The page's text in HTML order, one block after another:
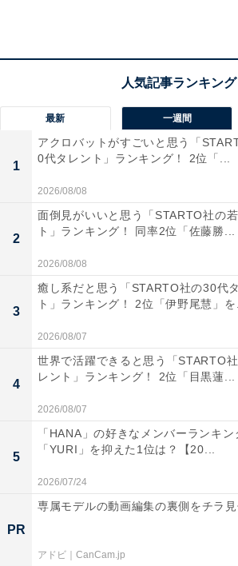
さらに、「経理と営業のバトルがある
から（45歳女性／埼玉県）」「登場
ても面白くて好きでした。主人公も
んの役も個性的でとても面白かったで
奈川県）」と、共感できるエピソー
クターが良かったというコメントも
第2位：『大奥』／61票
最新 一週間
1
アクロバットがすごいと思う「
0代タレント」ランキング！ 2位「...
2026/08/08
2
面倒見がいいと思う「STARTO社の
ト」ランキング！ 同率2位「佐藤勝...
2026/08/08
3
癒し系だと思う「STARTO社の30代
ト」ランキング！ 2位「伊野尾慧」を
2026/08/07
4
世界で活躍できると思う「STARTO
レント」ランキング！ 2位「目黒蓮...
2026/08/07
5
「HANA」の好きなメンバーランキン
「YURI」を抑えた1位は？【20...
2026/07/24
PR
専属モデルの動画編集の裏側をチラ
アドビ｜CanCam.jp